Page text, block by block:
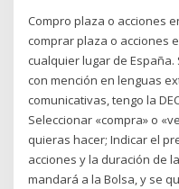
Compro plaza o acciones
comprar plaza o acciones
cualquier lugar de
con mención en lenguas
comunicativas, tengo la
Seleccionar «compra» o
quieras hacer; Indicar el
acciones y la duración de
mandará a la Bolsa, y se